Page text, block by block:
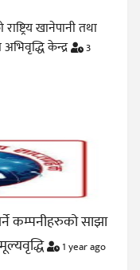
खानेपानी तथा
केन्द्र
3
कम्पनीहरुको साझा
1 year ago